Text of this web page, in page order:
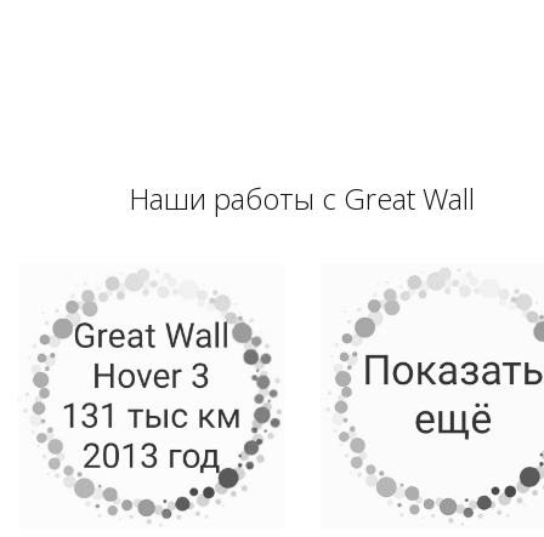
Наши работы с Great Wall